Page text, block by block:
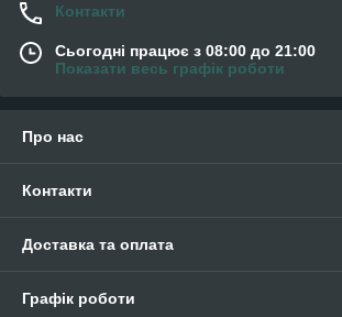
Контакти
Сьогодні працює з 08:00 до 21:00
Показати весь графік роботи
Про нас
Контакти
Доставка та оплата
Графік роботи